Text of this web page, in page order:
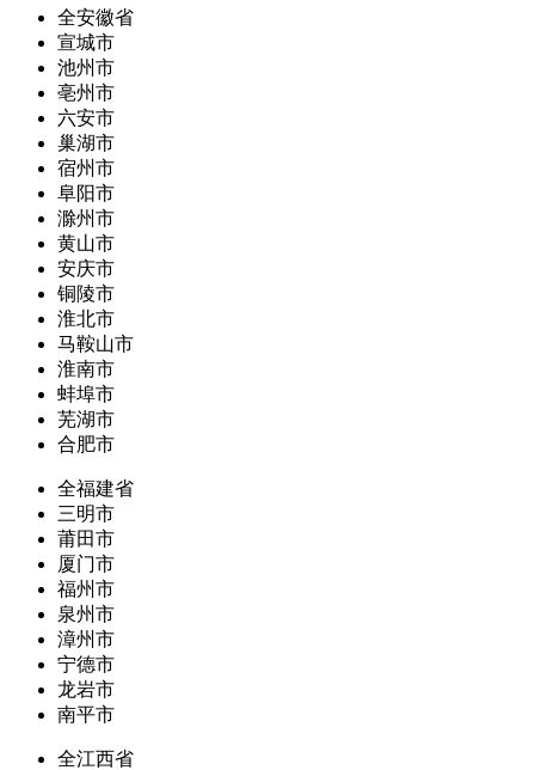
全安徽省
宣城市
池州市
亳州市
六安市
巢湖市
宿州市
阜阳市
滁州市
黄山市
安庆市
铜陵市
淮北市
马鞍山市
淮南市
蚌埠市
芜湖市
合肥市
全福建省
三明市
莆田市
厦门市
福州市
泉州市
漳州市
宁德市
龙岩市
南平市
全江西省